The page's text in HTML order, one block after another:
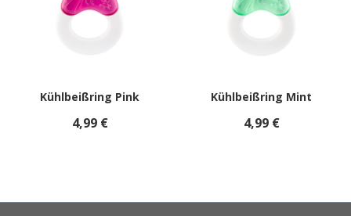
Kühlbeißring Pink
4,99 €
Kühlbeißring Mint
4,99 €